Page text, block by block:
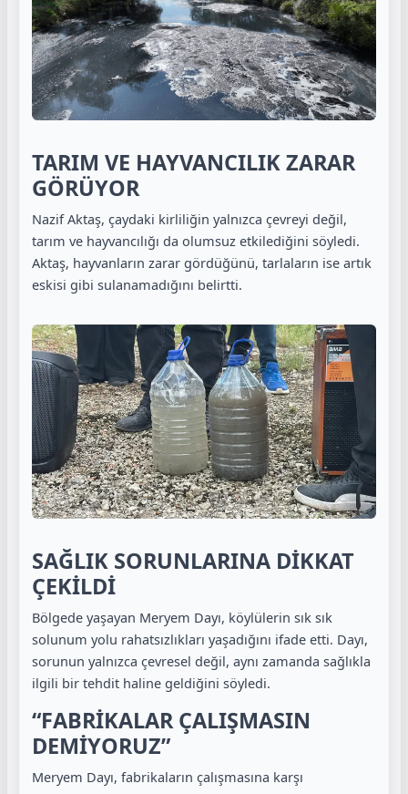
TARIM VE HAYVANCILIK ZARAR
GÖRÜYOR
Nazif Aktaş, çaydaki kirliliğin yalnızca çevreyi değil,
tarım ve hayvancılığı da olumsuz etkilediğini söyledi.
Aktaş, hayvanların zarar gördüğünü, tarlaların ise artık
eskisi gibi sulanamadığını belirtti.
SAĞLIK SORUNLARINA DİKKAT
ÇEKİLDİ
Bölgede yaşayan Meryem Dayı, köylülerin sık sık
solunum yolu rahatsızlıkları yaşadığını ifade etti. Dayı,
sorunun yalnızca çevresel değil, aynı zamanda sağlıkla
ilgili bir tehdit haline geldiğini söyledi.
“FABRİKALAR ÇALIŞMASIN
DEMİYORUZ”
Meryem Dayı, fabrikaların çalışmasına karşı